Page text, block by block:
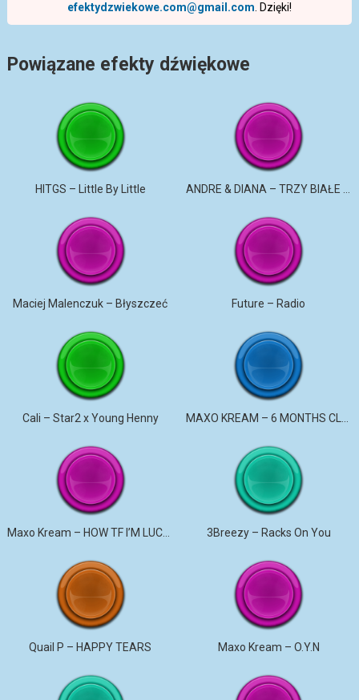
efektydzwiekowe.com@gmail.com . Dzięki!
Powiązane efekty dźwiękowe
HITGS – Little By Little
Maciej Malenczuk – Błyszczeć Future – Radio
Cali – Star2 x Young Henny
Maxo Kream – HOW TF I’M LUCKY 3Breezy – Racks On You
Quail P – HAPPY TEARS Maxo Kream – O.Y.N